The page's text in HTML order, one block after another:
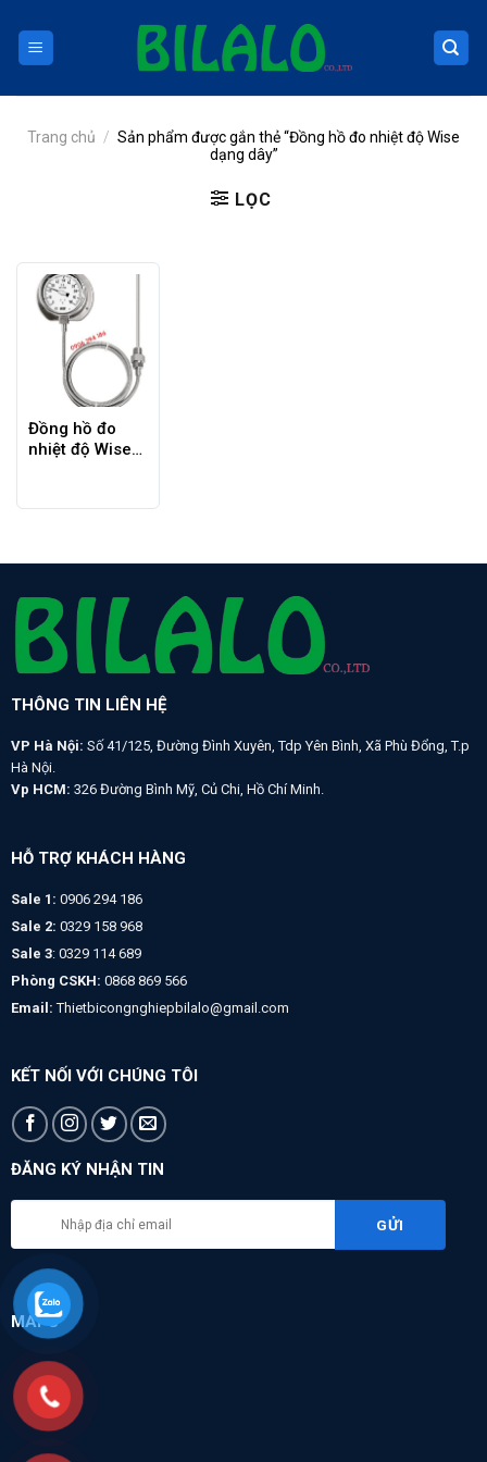
content
Trang chủ / Sản phẩm được gắn thẻ “Đồng hồ đo nhiệt độ Wise
dạng dây”
LỌC
Đồng hồ đo
nhiệt độ Wise
THÔNG TIN LIÊN HỆ
VP Hà Nội: Số 41/125, Đường Đình Xuyên, Tdp Yên Bình, Xã Phù Đổng, T.p
Hà Nội.
Vp HCM: 326 Đường Bình Mỹ, Củ Chi, Hồ Chí Minh.
HỖ TRỢ KHÁCH HÀNG
Sale 1: 0906 294 186
Sale 2: 0329 158 968
Sale 3: 0329 114 689
Phòng CSKH: 0868 869 566
Email: Thietbicongnghiepbilalo@gmail.com
KẾT NỐI VỚI CHÚNG TÔI
ĐĂNG KÝ NHẬN TIN
MAPS